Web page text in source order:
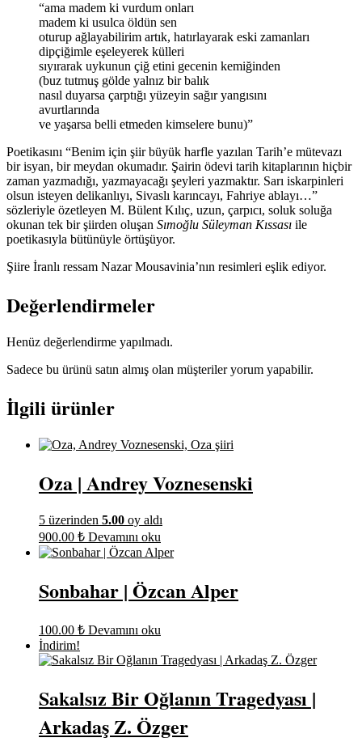
“ama madem ki vurdum onları
madem ki usulca öldün sen
oturup ağlayabilirim artık, hatırlayarak eski zamanları
dipçiğimle eşeleyerek külleri
sıyırarak uykunun çiğ etini gecenin kemiğinden
(buz tutmuş gölde yalnız bir balık
nasıl duyarsa çarptığı yüzeyin sağır yangısını
avurtlarında
ve yaşarsa belli etmeden kimselere bunu)”
Poetikasını “Benim için şiir büyük harfle yazılan Tarih’e mütevazı
bir isyan, bir meydan okumadır. Şairin ödevi tarih kitaplarının hiçbir
zaman yazmadığı, yazmayacağı şeyleri yazmaktır. Sarı iskarpinleri
olsun isteyen delikanlıyı, Sivaslı karıncayı, Fahriye ablayı…”
sözleriyle özetleyen M. Bülent Kılıç, uzun, çarpıcı, soluk soluğa
okunan tek bir şiirden oluşan Sımoğlu Süleyman Kıssası ile
poetikasıyla bütünüyle örtüşüyor.
Şiire İranlı ressam Nazar Mousavinia’nın resimleri eşlik ediyor.
Değerlendirmeler
Henüz değerlendirme yapılmadı.
Sadece bu ürünü satın almış olan müşteriler yorum yapabilir.
İlgili ürünler
Oza | Andrey Voznesenski
5 üzerinden 5.00 oy aldı
900.00 ₺ Devamını oku
Sonbahar | Özcan Alper
100.00 ₺ Devamını oku
İndirim!
Sakalsız Bir Oğlanın Tragedyası |
Arkadaş Z. Özger